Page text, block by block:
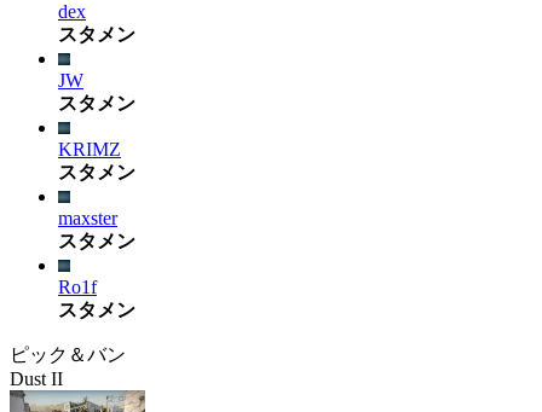
dex
スタメン
JW
スタメン
KRIMZ
スタメン
maxster
スタメン
Ro1f
スタメン
ピック＆バン
Dust II